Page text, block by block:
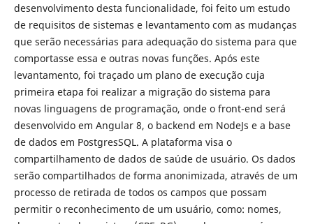
desenvolvimento desta funcionalidade, foi feito um estudo
de requisitos de sistemas e levantamento com as mudanças
que serão necessárias para adequação do sistema para que
comportasse essa e outras novas funções. Após este
levantamento, foi traçado um plano de execução cuja
primeira etapa foi realizar a migração do sistema para
novas linguagens de programação, onde o front-end será
desenvolvido em Angular 8, o backend em NodeJs e a base
de dados em PostgresSQL. A plataforma visa o
compartilhamento de dados de saúde de usuário. Os dados
serão compartilhados de forma anonimizada, através de um
processo de retirada de todos os campos que possam
permitir o reconhecimento de um usuário, como: nomes,